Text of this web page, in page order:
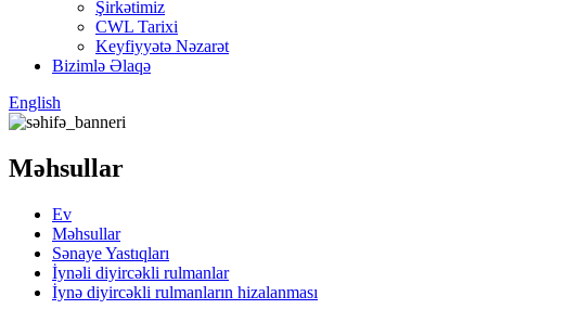
Şirkətimiz
CWL Tarixi
Keyfiyyətə Nəzarət
Bizimlə Əlaqə
English
Məhsullar
Ev
Məhsullar
Sənaye Yastıqları
İynəli diyircəkli rulmanlar
İynə diyircəkli rulmanların hizalanması